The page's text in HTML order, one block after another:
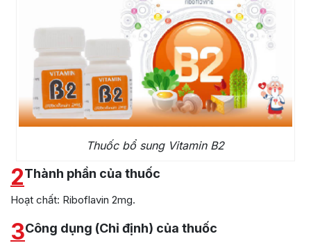
Thuốc bổ sung Vitamin B2
2Thành phần của thuốc
Hoạt chất: Riboflavin 2mg.
3Công dụng (Chỉ định) của thuốc